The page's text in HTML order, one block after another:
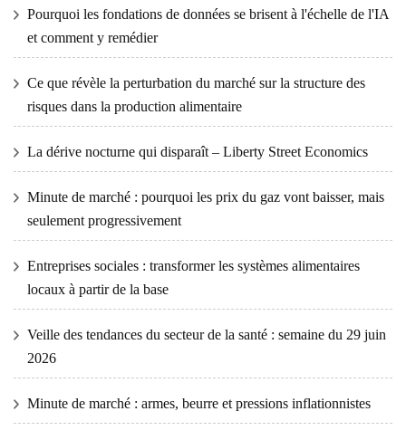
Pourquoi les fondations de données se brisent à l'échelle de l'IA
et comment y remédier
Ce que révèle la perturbation du marché sur la structure des
risques dans la production alimentaire
La dérive nocturne qui disparaît – Liberty Street Economics
Minute de marché : pourquoi les prix du gaz vont baisser, mais
seulement progressivement
Entreprises sociales : transformer les systèmes alimentaires
locaux à partir de la base
Veille des tendances du secteur de la santé : semaine du 29 juin
2026
Minute de marché : armes, beurre et pressions inflationnistes